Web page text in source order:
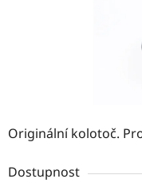
Originální kolotoč.
Dostupnost